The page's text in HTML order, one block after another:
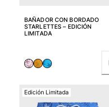
BAÑADOR CON BORDADO
STARLETTES – EDICIÓN
LIMITADA
Edición Limitada